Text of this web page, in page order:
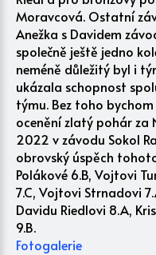
Moravcová. Ostatní
Anežka s Davidem
společně ještě jedno
neméně důležitý byl i
ukázala schopnost
týmu. Bez toho
ocenění zlatý pohár za
2022 v závodu Sokol
obrovský úspěch
Polákové 6.B, Vojtovi
7.C, Vojtovi Strnadovi
Davidu Riedlovi 8.A,
9.B.
Fotogalerie